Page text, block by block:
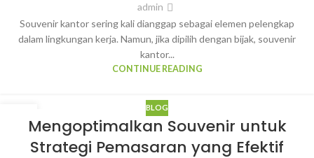
admin
Souvenir kantor sering kali dianggap sebagai elemen pelengkap
dalam lingkungan kerja. Namun, jika dipilih dengan bijak, souvenir
kantor...
CONTINUE READING
BLOG
Mengoptimalkan Souvenir untuk
Strategi Pemasaran yang Efektif